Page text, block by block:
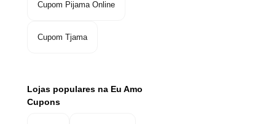
Cupom Pijama Online
Cupom Tjama
Lojas populares na Eu Amo
Cupons